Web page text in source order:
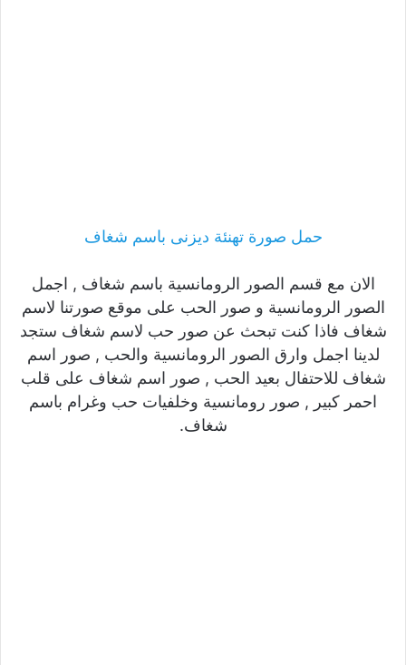
حمل صورة تهنئة ديزنى باسم شغاف
الان مع قسم الصور الرومانسية باسم شغاف , اجمل
الصور الرومانسية و صور الحب على موقع صورتنا لاسم
شغاف فاذا كنت تبحث عن صور حب لاسم شغاف ستجد
لدينا اجمل وارق الصور الرومانسية والحب , صور اسم
شغاف للاحتفال بعيد الحب , صور اسم شغاف على قلب
احمر كبير , صور رومانسية وخلفيات حب وغرام باسم
شغاف.